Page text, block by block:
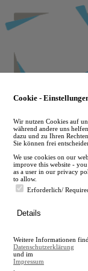
to
main
en
A
A
Cookie -
Wir nutzen Cookies auf
während andere uns
dazu und zu Ihren
Sie können frei
We use cookies on our
improve this website -
as a user in our privacy
to allow.
Erforderlich/
Details
Weitere Informationen
Datenschutzerklärung
und im
Impressum